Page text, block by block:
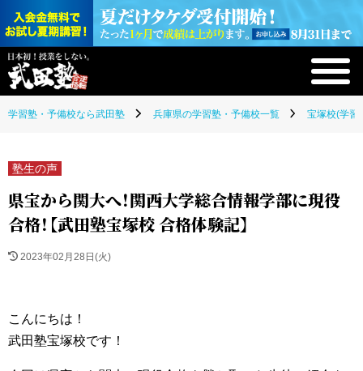
学習塾・予備校なら武田塾 兵庫県の学習塾・予備校一覧 宝塚校(学習
塾生の声
県宝から関大へ！関西大学総合情報学部に現役
合格！【武田塾宝塚校 合格体験記】
2023年02月28日(火)
こんにちは！
武田塾宝塚校です！